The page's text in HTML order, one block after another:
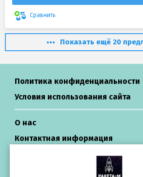
Сравнить
Показать ещё 20
Политика конфиденциальности
Условия использования сайта
О нас
Контактная информация